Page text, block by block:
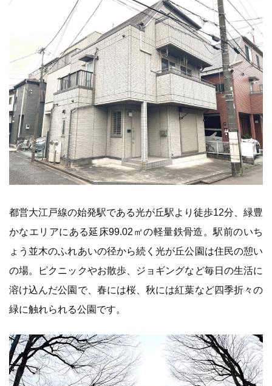
都営大江戸線の始発駅である光が丘駅より徒歩12分、緑豊
かなエリアにある延床99.02㎡の軽量鉄骨造。駅前のいち
ょう並木のふれあいの径から続く光が丘公園は住民の憩い
の場。ピクニックやお散歩、ジョギングなど毎日の生活に
溶け込んだ公園で、春には桜、秋には紅葉など四季折々の
緑に触れられる公園です。